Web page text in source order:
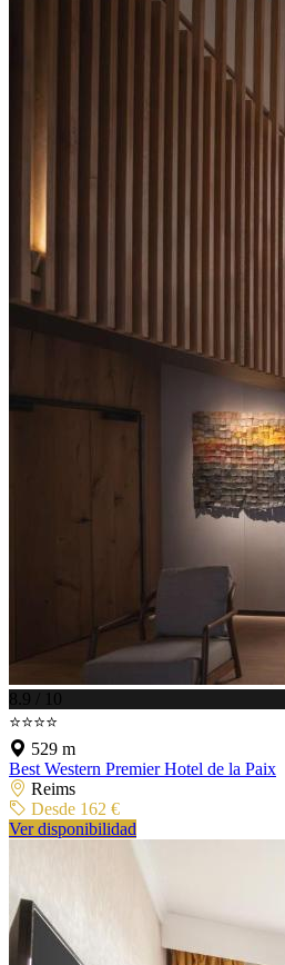
8.9 / 10
⭐⭐⭐⭐
529 m
Best Western Premier Hotel de la Paix
Reims
Desde 162 €
Ver disponibilidad